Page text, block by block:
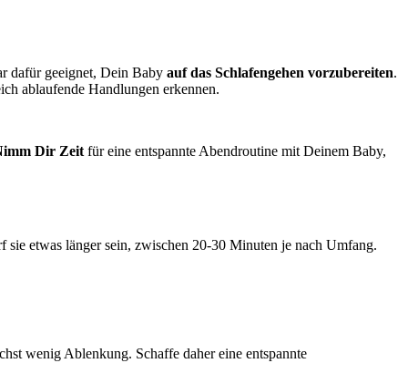
dafür geeignet, Dein Baby auf das Schlafengehen vorzubereiten.
ablaufende Handlungen erkennen.
Dir Zeitfür eine entspannte Abendroutine mit Deinem Baby,
etwas länger sein, zwischen 20-30 Minuten je nach Umfang.
wenig Ablenkung. Schaffe daher eine entspannte